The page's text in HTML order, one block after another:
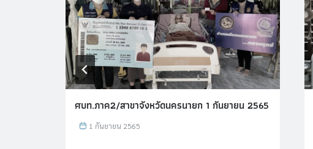
ศบท.ภาค2/สาขาจังหวัดนครนายก 1 กันยายน 2565
1 กันยายน 2565